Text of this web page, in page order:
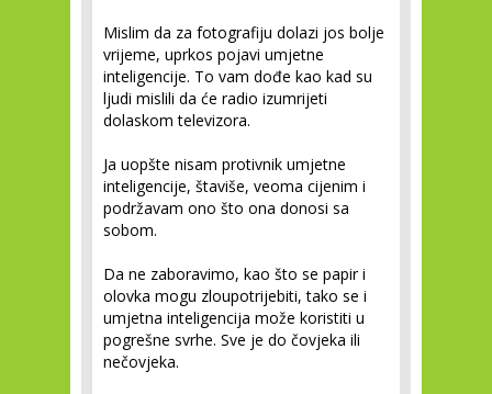
Mislim da za fotografiju dolazi jos bolje
vrijeme, uprkos pojavi umjetne
inteligencije. To vam dođe kao kad su
ljudi mislili da će radio izumrijeti
dolaskom televizora.
Ja uopšte nisam protivnik umjetne
inteligencije, štaviše, veoma cijenim i
podržavam ono što ona donosi sa
sobom.
Da ne zaboravimo, kao što se papir i
olovka mogu zloupotrijebiti, tako se i
umjetna inteligencija može koristiti u
pogrešne svrhe. Sve je do čovjeka ili
nečovjeka.